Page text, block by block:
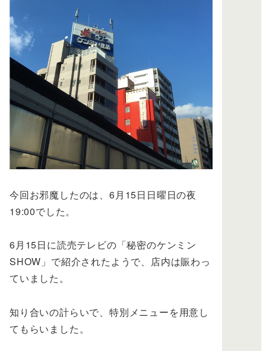
今回お邪魔したのは、6月15日日曜日の夜
19:00でした。
6月15日に読売テレビの「秘密のケンミン
SHOW」で紹介されたようで、店内は賑わっ
ていました。
知り合いの計らいで、特別メニューを用意し
てもらいました。